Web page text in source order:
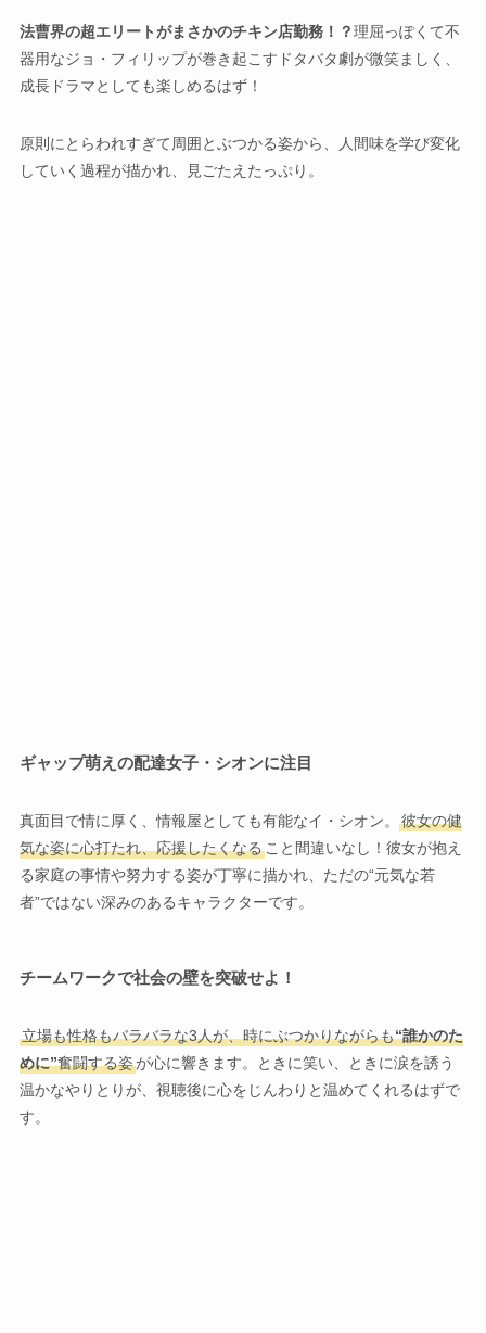
法曹界の超エリートがまさかのチキン店勤務！？理屈っぽくて不
器用なジョ・フィリップが巻き起こすドタバタ劇が微笑ましく、
成長ドラマとしても楽しめるはず！
原則にとらわれすぎて周囲とぶつかる姿から、人間味を学び変化
していく過程が描かれ、見ごたえたっぷり。
ギャップ萌えの配達女子・シオンに注目
真面目で情に厚く、情報屋としても有能なイ・シオン。
彼女の健
気な姿に心打たれ、応援したくなること間違いなし！彼女が抱え
る家庭の事情や努力する姿が丁寧に描かれ、ただの“元気な若
者”ではない深みのあるキャラクターです。
チームワークで社会の壁を突破せよ！
立場も性格もバラバラな3人が、時にぶつかりながらも“誰かのた
めに”奮闘する姿が心に響きます。ときに笑い、ときに涙を誘う
温かなやりとりが、視聴後に心をじんわりと温めてくれるはずで
す。